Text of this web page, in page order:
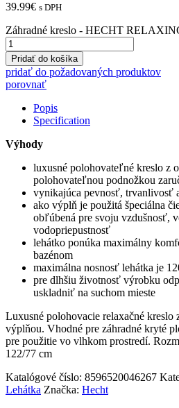
39.99€ s DPH
Záhradné kreslo - HECHT
Pridať do košíka
pridať do požadovaných produktov
porovnať
Popis
Specification
Výhody
luxusné polohovateľné kreslo z
polohovateľnou podnožkou
vynikajúca pevnosť, trvanlivosť
ako výplň je použitá špeciálna
obľúbená pre svoju vzdušnosť,
vodopriepustnosť
lehátko ponúka maximálny
bazénom
maximálna nosnosť lehátka je
pre dlhšiu životnosť výrobku
uskladniť na suchom mieste
Luxusné polohovacie relaxačné
výplňou. Vhodné pre záhradné kryté
pre použitie vo vlhkom prostredí.
122/77 cm
Katalógové číslo: 8596520046267
Lehátka Značka: Hecht